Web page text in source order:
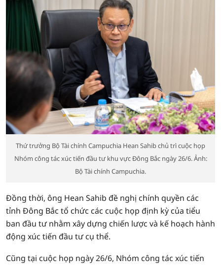
Thứ trưởng Bộ Tài chính Campuchia Hean Sahib chủ trì cuộc họp
Nhóm công tác xúc tiến đầu tư khu vực Đông Bắc ngày 26/6. Ảnh:
Bộ Tài chính Campuchia.
Đồng thời, ông Hean Sahib đề nghị chính quyền các
tỉnh Đông Bắc tổ chức các cuộc họp định kỳ của tiểu
ban đầu tư nhằm xây dựng chiến lược và kế hoạch hành
động xúc tiến đầu tư cụ thể.
Cũng tại cuộc họp ngày 26/6, Nhóm công tác xúc tiến